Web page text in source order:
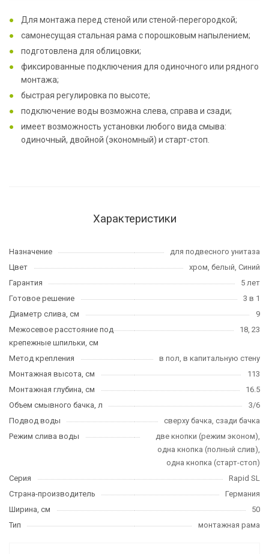
Для монтажа перед стеной или стеной-перегородкой;
cамонесущая стальная рама с порошковым напылением;
подготовлена для облицовки;
фиксированные подключения для одиночного или рядного
монтажа;
быстрая регулировка по высоте;
подключение воды возможна слева, справа и сзади;
имеет возможность установки любого вида смыва:
одиночный, двойной (экономный) и старт-стоп.
Характеристики
Назначение
для подвесного унитаза
Цвет
хром, белый, Синий
Гарантия
5 лет
Готовое решение
3 в 1
Диаметр слива, см
9
Межосевое расстояние под
крепежные шпильки, см
18, 23
Метод крепления
в пол, в капитальную стену
Монтажная высота, см
113
Монтажная глубина, см
16.5
Объем смывного бачка, л
3/6
Подвод воды
сверху бачка, сзади бачка
Режим слива воды
две кнопки (режим эконом),
одна кнопка (полный слив),
одна кнопка (старт-стоп)
Серия
Rapid SL
Страна-производитель
Германия
Ширина, см
50
Тип
монтажная рама